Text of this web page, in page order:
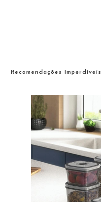
Recomendações Imperdíveis